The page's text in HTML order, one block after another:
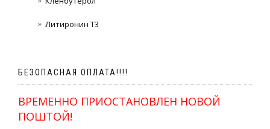
Литиронин Т3
БЕЗОПАСНАЯ ОПЛАТА!!!!
ВРЕМЕННО ПРИОСТАНОВЛЕН НОВОЙ
ПОШТОЙ!